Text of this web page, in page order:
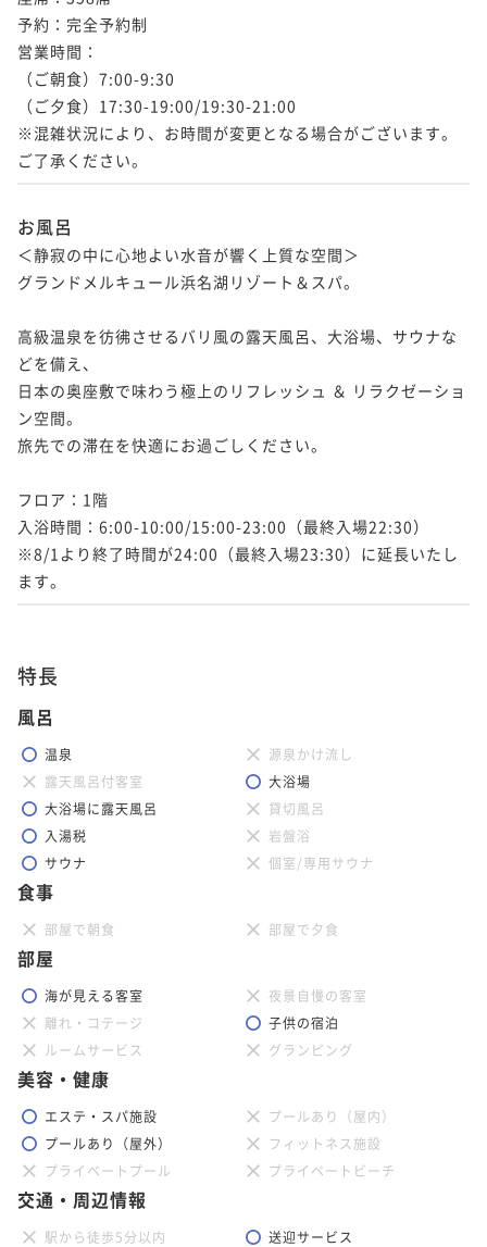
予約：完全予約制
営業時間：
（ご朝食）7:00-9:30
（ご夕食）17:30-19:00/19:30-21:00
※混雑状況により、お時間が変更となる場合がございます。
ご了承ください。
お風呂
＜静寂の中に心地よい水音が響く上質な空間＞
グランドメルキュール浜名湖リゾート＆スパ。
高級温泉を彷彿させるバリ風の露天風呂、大浴場、サウナな
どを備え、
日本の奥座敷で味わう極上のリフレッシュ ＆ リラクゼーショ
ン空間。
旅先での滞在を快適にお過ごしください。
フロア：1階
入浴時間：6:00-10:00/15:00-23:00（最終入場22:30）
※8/1より終了時間が24:00（最終入場23:30）に延長いたし
ます。
特長
風呂
温泉
源泉かけ流し
露天風呂付客室
大浴場
大浴場に露天風呂
貸切風呂
入湯税
岩盤浴
サウナ
個室/専用サウナ
食事
部屋で朝食 部屋で夕食
部屋
海が見える客室
夜景自慢の客室
離れ・コテージ
子供の宿泊
ルームサービス
グランピング
美容・健康
エステ・スパ施設
プールあり（屋内）
プールあり（屋外）
フィットネス施設
プライベートプール
プライベートビーチ
交通・周辺情報
駅から徒歩5分以内
送迎サービス